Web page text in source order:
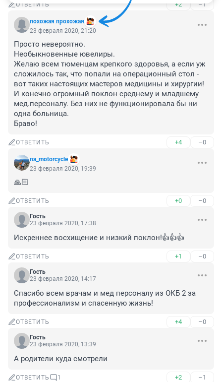
ОТВЕТИТЬ +2 –1
похожая прохожая
23 февраля 2020, 21:20
Просто невероятно.
Необыкновенные ювелиры.
Желаю всем тюменцам крепкого здоровья, а если уж
сложилось так, что попали на операционный стол -
вот таких настоящих мастеров медицины и хирургии!
И конечно огромный поклон среднему и младшему
мед.персоналу. Без них не функционировала бы ни
одна больница.
Браво!
ОТВЕТИТЬ +4 –0
na_motorcycle
23 февраля 2020, 19:39
🙏🏻
ОТВЕТИТЬ +0 –0
Гость
23 февраля 2020, 17:38
Искреннее восхищение и низкий поклон!👍👍👍
ОТВЕТИТЬ +1 –0
Гость
23 февраля 2020, 14:17
Спасибо всем врачам и мед персоналу из ОКБ 2 за
профессионализм и спасенную жизнь!
ОТВЕТИТЬ +4 –0
Гость
23 февраля 2020, 13:39
А родители куда смотрели
ОТВЕТИТЬ 1 +2 –1